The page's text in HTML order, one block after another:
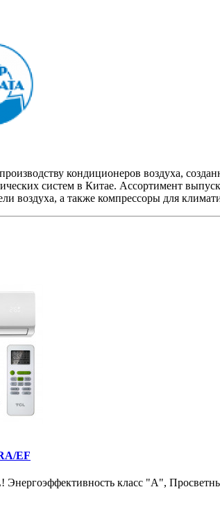
кондиционеров воздуха,
систем в Китае. Ассортимент
воздуха, а также компрессоры для
EF
Энергоэффективность класс "А",